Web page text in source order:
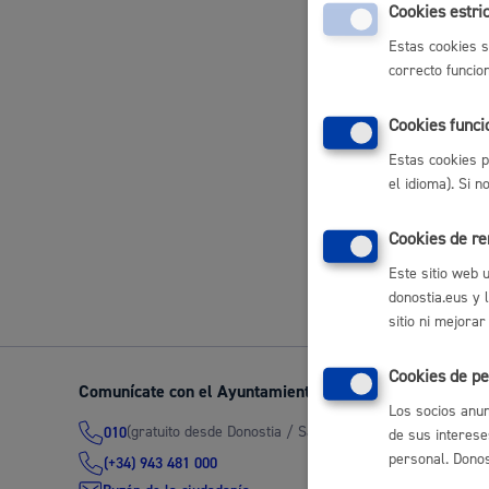
Seguridad ciudadana y emergencias
Salud Pública, animales y consumo
Infancia y juventud
Mercados y
Servicios y
Volver
Comunícate con el Ayuntamiento de Donostia / San
010(gratuito desde Donostia / San Sebastián)
(+34) 943 481 000
Cookies
Estas cookies
correcto
Cookies
Estas cookies
el idioma). Si
Cookies de
Este sitio web
donostia.eus y
sitio ni mejorar
Cookies de
Los socios
de sus
personal.